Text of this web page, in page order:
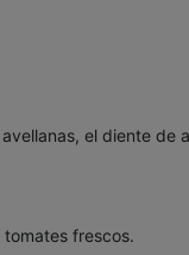
el diente de
frescos.